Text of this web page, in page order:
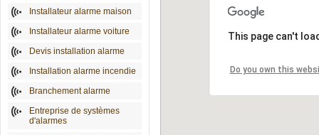
Installateur alarme maison
Installateur alarme voiture
Devis installation alarme
Installation alarme incendie
Branchement alarme
Entreprise de systèmes
d'alarmes
This page can't
Do you own this